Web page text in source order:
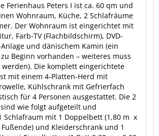
Ferienhaus Peters I ist ca. 60 qm und
Wohnraum, Küche, 2 Schlafräume
Der Wohnraum ist eingerichtet mit
Farb-TV (Flachbildschirm), DVD-
Anlage und dänischem Kamin (ein
Beginn vorhanden – weiteres muss
Die komplett eingerichtete
mit einem 4-Platten-Herd mit
Kühlschrank mit Gefrierfach
für 4 Personen ausgestattet. Die 2
wie folgt aufgeteilt und
Schlafraum mit 1 Doppelbett (1,80 m x
und Kleiderschrank und 1